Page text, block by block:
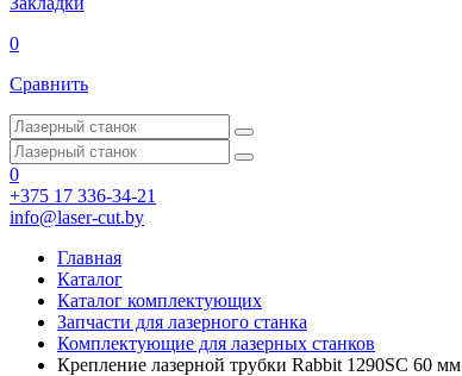
0
Сравнить
0
+375 17 336-34-21
info@laser-cut.by
Главная
Каталог
Каталог комплектующих
Запчасти для лазерного станка
Комплектующие для лазерных станков
Крепление лазерной трубки Rabbit 1290SC 60 мм